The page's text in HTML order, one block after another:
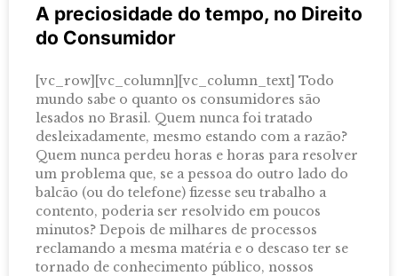
A preciosidade do tempo, no Direito
do Consumidor
[vc_row][vc_column][vc_column_text] Todo
mundo sabe o quanto os consumidores são
lesados no Brasil. Quem nunca foi tratado
desleixadamente, mesmo estando com a razão?
Quem nunca perdeu horas e horas para resolver
um problema que, se a pessoa do outro lado do
balcão (ou do telefone) fizesse seu trabalho a
contento, poderia ser resolvido em poucos
minutos? Depois de milhares de processos
reclamando a mesma matéria e o descaso ter se
tornado de conhecimento público, nossos